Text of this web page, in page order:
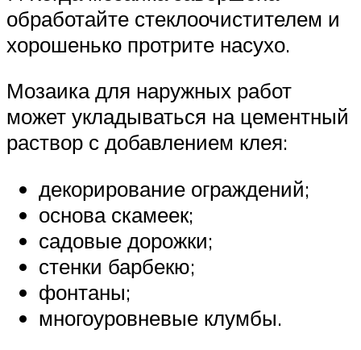
обработайте стеклоочистителем и
хорошенько протрите насухо.
Мозаика для наружных работ
может укладываться на цементный
раствор с добавлением клея:
декорирование ограждений;
основа скамеек;
садовые дорожки;
стенки барбекю;
фонтаны;
многоуровневые клумбы.